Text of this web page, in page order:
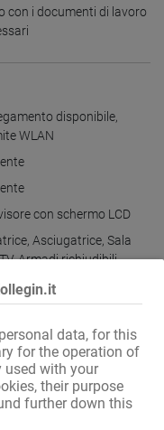
data, for this
for the operation of
used with your
their purpose
further down this
con i documenti di lavoro
disponibile,
WLAN
con schermo LCD
, Asciugatrice, Sala
,Armadi richiudibili
esclusivo
,con possibilità di
,Vasca da bagno,
comune
discreta,ingresso